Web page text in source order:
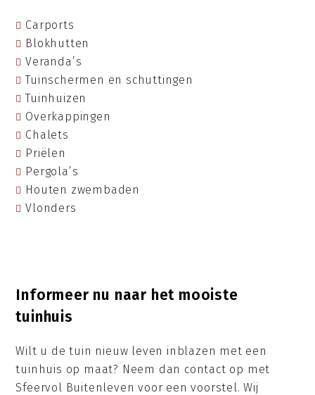
Carports
Blokhutten
Veranda’s
Tuinschermen en schuttingen
Tuinhuizen
Overkappingen
Chalets
Priëlen
Pergola’s
Houten zwembaden
Vlonders
Informeer nu naar het mooiste
tuinhuis
Wilt u de tuin nieuw leven inblazen met een
tuinhuis op maat? Neem dan contact op met
Sfeervol Buitenleven voor een voorstel. Wij